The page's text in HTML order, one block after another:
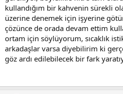
kullandığım bir kahvenin sürekli
üzerine denemek için işyerine
çözünce de orada devam ettim
ortam için söylüyorum, sıcaklık
arkadaşlar varsa diyebilirim ki
göz ardı edilebilecek bir fark